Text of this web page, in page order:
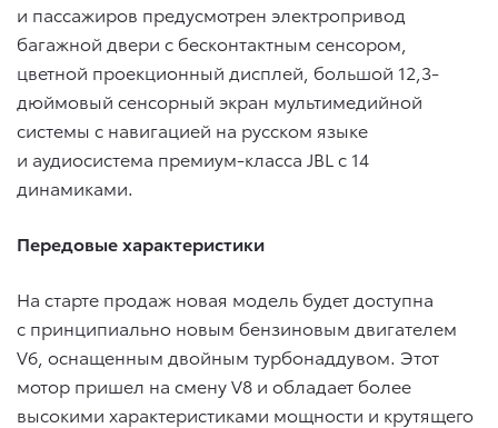
и пассажиров предусмотрен электропривод
багажной двери с бесконтактным сенсором,
цветной проекционный дисплей, большой 12,3-
дюймовый сенсорный экран мультимедийной
системы с навигацией на русском языке
и аудиосистема премиум-класса JBL с 14
динамиками.
Передовые характеристики
На старте продаж новая модель будет доступна
с принципиально новым бензиновым двигателем
V6, оснащенным двойным турбонаддувом. Этот
мотор пришел на смену V8 и обладает более
высокими характеристиками мощности и крутящего